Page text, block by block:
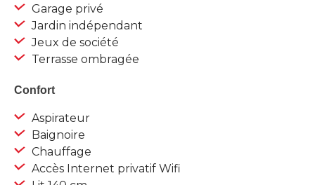
Garage privé
Jardin indépendant
Jeux de société
Terrasse ombragée
Confort
Aspirateur
Baignoire
Chauffage
Accès Internet privatif Wifi